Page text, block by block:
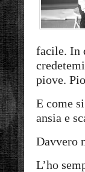
facile. In
piove.
E come
ansia e
Davvero
L’ho